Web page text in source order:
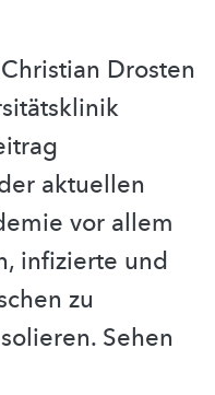
Drosten
aktuellen
vor allem
infizierte und
zu
Sehen